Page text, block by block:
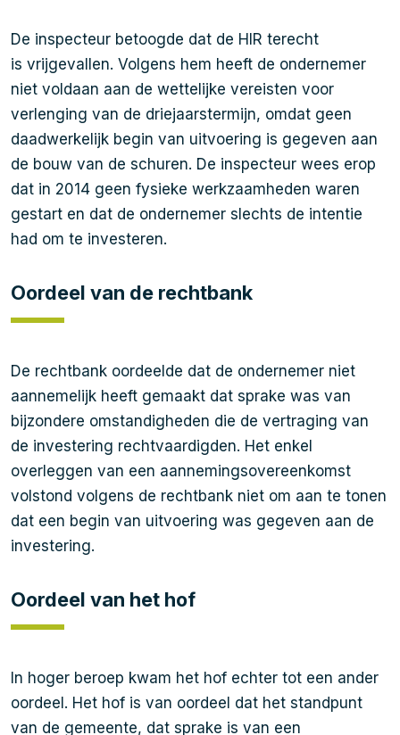
De inspecteur betoogde dat de HIR terecht
is vrijgevallen. Volgens hem heeft de ondernemer
niet voldaan aan de wettelijke vereisten voor
verlenging van de driejaarstermijn, omdat geen
daadwerkelijk begin van uitvoering is gegeven aan
de bouw van de schuren. De inspecteur wees erop
dat in 2014 geen fysieke werkzaamheden waren
gestart en dat de ondernemer slechts de intentie
had om te investeren.
Oordeel van de rechtbank
De rechtbank oordeelde dat de ondernemer niet
aannemelijk heeft gemaakt dat sprake was van
bijzondere omstandigheden die de vertraging van
de investering rechtvaardigden. Het enkel
overleggen van een aannemingsovereenkomst
volstond volgens de rechtbank niet om aan te tonen
dat een begin van uitvoering was gegeven aan de
investering.
Oordeel van het hof
In hoger beroep kwam het hof echter tot een ander
oordeel. Het hof is van oordeel dat het standpunt
van de gemeente, dat sprake is van een